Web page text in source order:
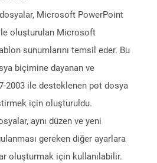
dosyalar, Microsoft PowerPoint
oluşturulan Microsoft
sunumlarını temsil eder. Bu
biçimine dayanan ve
2003 ile desteklenen pot dosya
için oluşturuldu.
aynı düzen ve yeni
gereken diğer ayarlara
oluşturmak için kullanılabilir.